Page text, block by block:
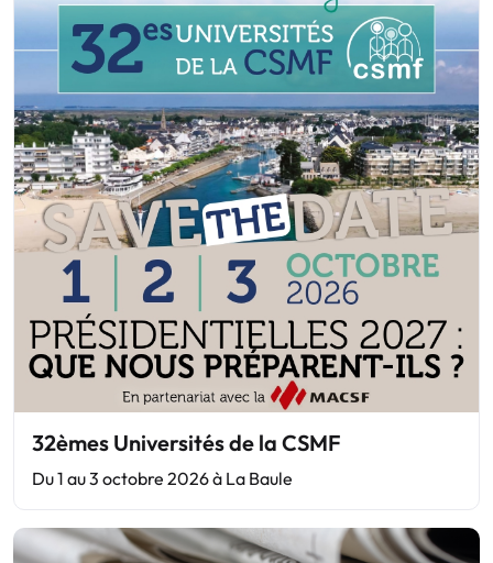
32èmes Universités de la CSMF
Du 1 au 3 octobre 2026 à La Baule